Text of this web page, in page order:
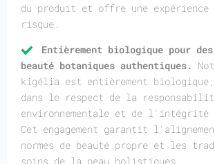
du produit et offre une expérience
risque.
Entièrement biologique pour
beauté botaniques authentiques.
kigélia est entièrement
dans le respect de la
environnementale et de l'intégrité
Cet engagement garantit
normes de beauté propre et les
soins de la peau holistiques.